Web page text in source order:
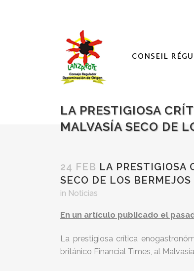
CONSEIL
LA PRESTIGIOSA
MALVASÍA SECO DE
24 FEB LA PRESTIGIOSA
SECO DE LOS
in Noticias
En un artículo publicado el
La prestigiosa crítica
británico Financial Times, al